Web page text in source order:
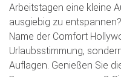
Arbeitstagen eine kleine
ausgiebig zu
Name der Comfort
Urlaubsstimmung,
Auflagen. Genießen Sie